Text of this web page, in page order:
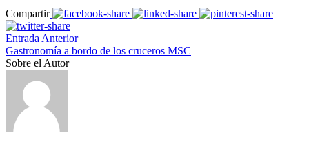
Compartir
Entrada Anterior
Gastronomía a bordo de los cruceros MSC
Sobre el Autor